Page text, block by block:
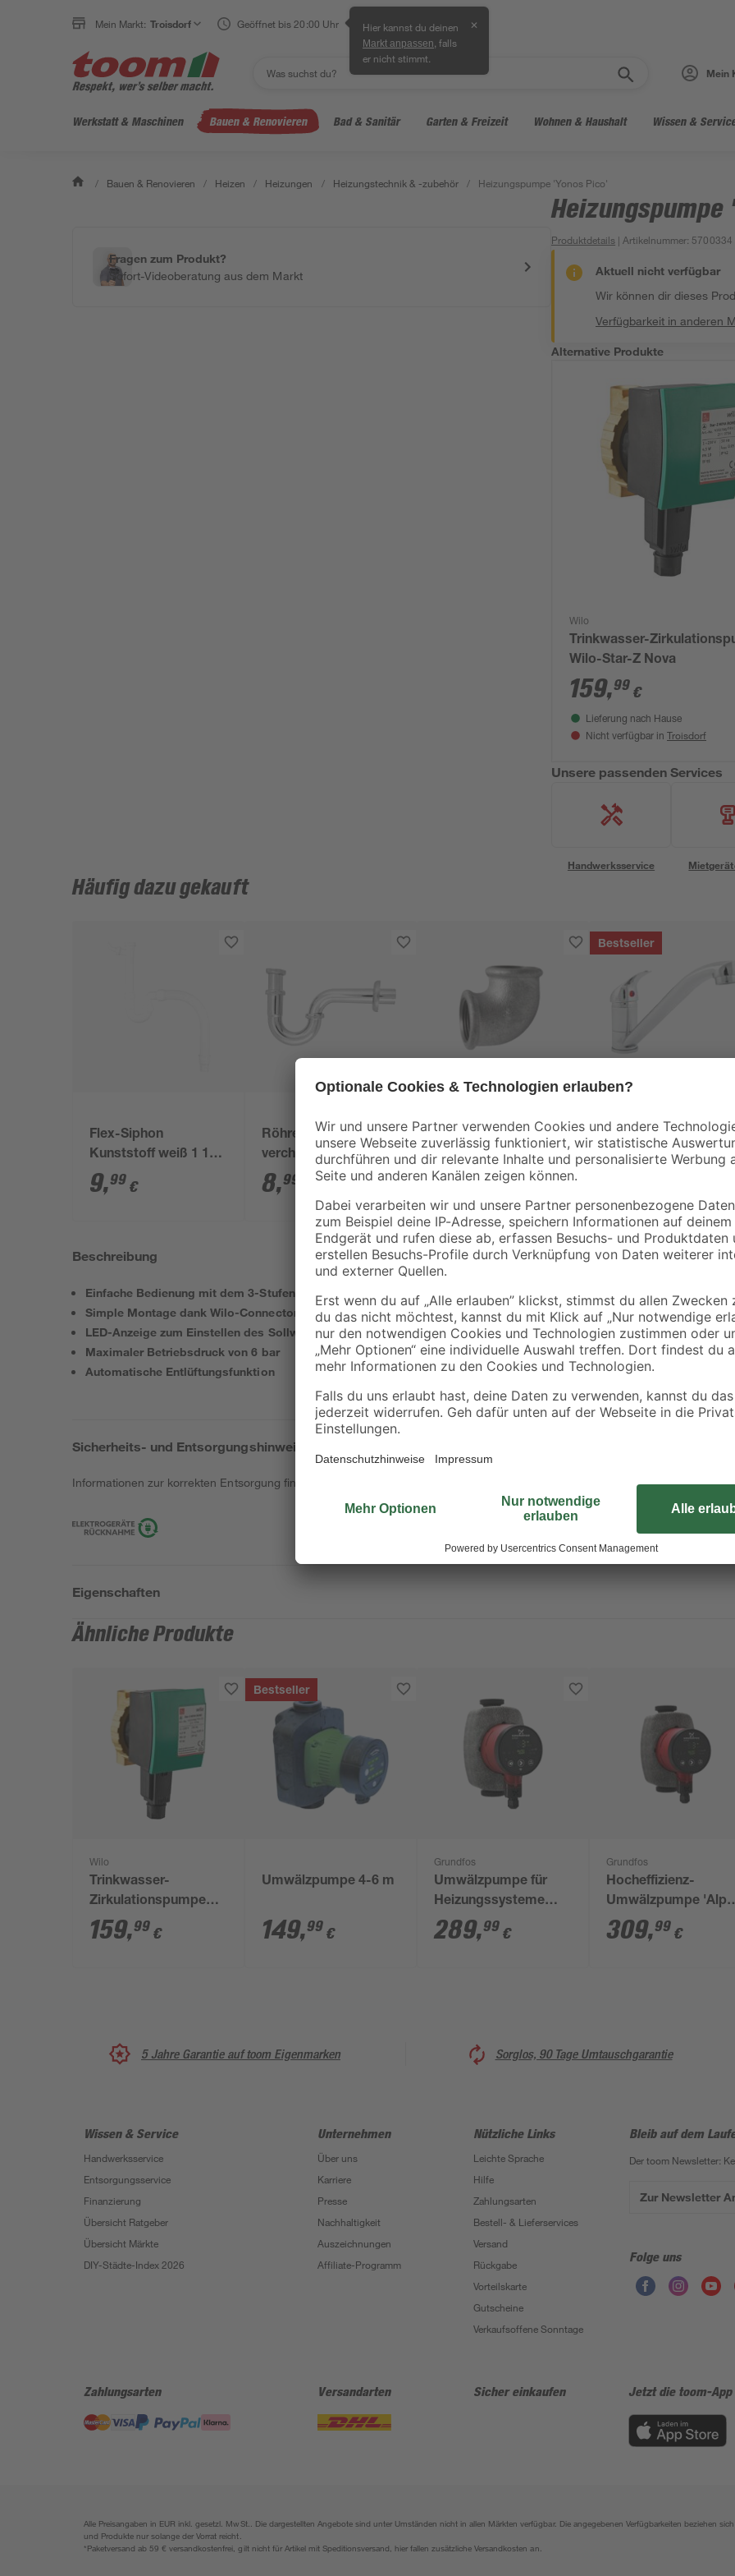
Mein Markt: Troisdorf Geöffnet bis 20:00 Uhr Hier kannst du deinen
Markt anpassen , falls
er nicht stimmt.
✕
Mein
Werkstatt & Maschinen Bauen & Renovieren Bad & Sanitär Garten & Freizeit Wohnen & Haushalt Wissen &
/ Bauen & Renovieren / Heizen / Heizungen / Heizungstechnik & -zubehör / Heizungspumpe 'Yonos Pico'
Fragen zum Produkt?
Sofort-Videoberatung aus dem Markt
Heizungspumpe
Produktdetails | Artikelnummer: 5700334
Aktuell nicht verfügbar
Wir können dir dieses
Verfügbarkeit in anderen
Alternative Produkte
Wilo
Trinkwasser-
Wilo-Star-Z Nova
159,99 €
Lieferung nach Hause
Nicht verfügbar in Troisdorf
Unsere passenden Services
Handwerksservice
Häufig dazu gekauft
Flex-Siphon
Kunststoff weiß 1 1/2'
x 40/50 mm
9,99 €
Röhrensiphon
verchromt 1 1/4" x 32
mm
8,99
Winkel 90 Grad Ø
19,05 mm (3/4”)
2,89
Bestseller
Spültischarmatur
'Carli' chromfarben
Beschreibung
Einfache Bedienung mit dem 3-Stufenregler
Simple Montage dank Wilo-Connector
LED-Anzeige zum Einstellen des Sollwertes
Maximaler Betriebsdruck von 6 bar
Automatische Entlüftungsfunktion
Die Heizungspumpe "Yonos
Warmwasserheizungen aller
und Zweifamilienhäusern. Mit
und ohne Werkzeug elektrisch
Schraubanschluss des
sich der Sollwert genau
Verbrauchs.
Sicherheits- und Entsorgungshinweise
Informationen zur korrekten Entsorgung findest du
Eigenschaften
Ähnliche Produkte
Wilo
Trinkwasser-
Zirkulationspumpe
Wilo-Star-Z Nova
159,99 €
Bestseller
Umwälzpumpe 4-6 m
149,99 €
Grundfos
Umwälzpumpe für
Heizungssysteme
'Alpha2 25-40 180'
289,99 €
Grundfos
Hocheffizienz-
Umwälzpumpe
2 25-60' 180 mm 230
V
309,99 €
5 Jahre Garantie auf toom Eigenmarken Sorglos, 90 Tage Umtauschgarantie
Wissen & Service
Handwerksservice
Entsorgungsservice
Finanzierung
Übersicht Ratgeber
Übersicht Märkte
DIY-Städte-Index 2026
Unternehmen
Über uns
Karriere
Presse
Nachhaltigkeit
Auszeichnungen
Affiliate-Programm
Nützliche Links
Leichte Sprache
Hilfe
Zahlungsarten
Bestell- & Lieferservices
Versand
Rückgabe
Vorteilskarte
Gutscheine
Verkaufsoffene Sonntage
Bleib auf dem
Der toom Newsletter:
Zur Newsletter
Folge uns
Zahlungsarten Versandarten Sicher einkaufen Jetzt die toom-
Alle Preisangaben in EUR inkl. gesetzl. MwSt.. Die dargestellten Angebote sind unter Umständen nicht in allen Märkten verfügbar. Die angegebenen Verfügbarkeiten beziehen
und Produkte nur solange der Vorrat reicht.
*Paketversand ab 59 € versandkostenfrei, gilt nicht für Artikel mit Speditionsversand, hier fallen zusätzliche Versandkosten an.